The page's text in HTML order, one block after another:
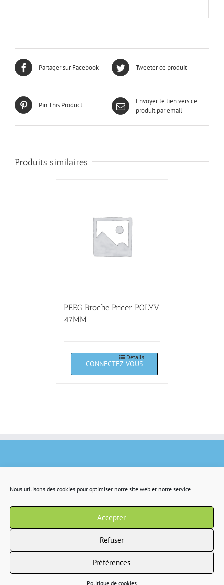
Nous utilisons des cookies pour optimiser notre site web et notre service.
Accepter
Refuser
Préférences
Politique de cookies
Partager sur Facebook Tweeter ce produit
Pin This Product
Envoyer le lien vers ce
produit par email
Produits similaires
PEEG Broche Pricer POLYV
47MM
Détails
Copyright 2022 IR2S tous droits résservés |CGV|